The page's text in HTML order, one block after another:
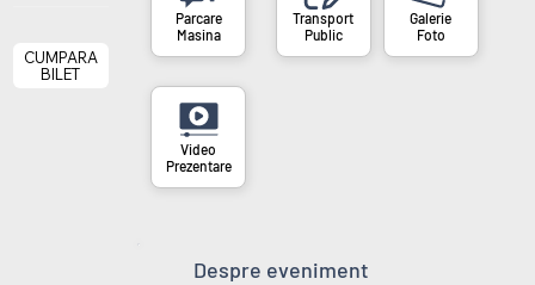
Masina
Transport
Public
Galerie
Foto
Video
Prezentare
Despre eveniment
CUMPARA
BILET